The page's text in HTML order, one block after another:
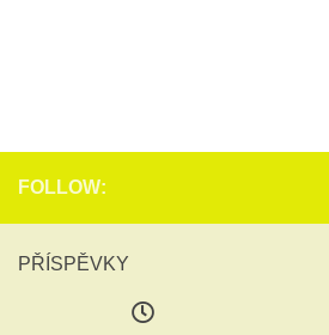
FOLLOW:
PŘÍSPĚVKY